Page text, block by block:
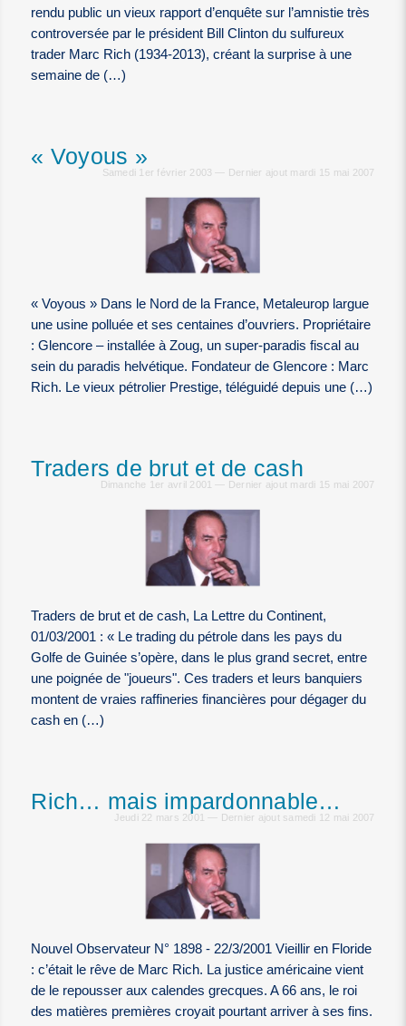
rendu public un vieux rapport d’enquête sur l’amnistie très
controversée par le président Bill Clinton du sulfureux
trader Marc Rich (1934-2013), créant la surprise à une
semaine de (…)
« Voyous »
Samedi 1er février 2003 — Dernier ajout mardi 15 mai 2007
« Voyous » Dans le Nord de la France, Metaleurop largue
une usine polluée et ses centaines d’ouvriers. Propriétaire
: Glencore – installée à Zoug, un super-paradis fiscal au
sein du paradis helvétique. Fondateur de Glencore : Marc
Rich. Le vieux pétrolier Prestige, téléguidé depuis une (…)
Traders de brut et de cash
Dimanche 1er avril 2001 — Dernier ajout mardi 15 mai 2007
Traders de brut et de cash, La Lettre du Continent,
01/03/2001 : « Le trading du pétrole dans les pays du
Golfe de Guinée s’opère, dans le plus grand secret, entre
une poignée de "joueurs". Ces traders et leurs banquiers
montent de vraies raffineries financières pour dégager du
cash en (…)
Rich… mais impardonnable…
Jeudi 22 mars 2001 — Dernier ajout samedi 12 mai 2007
Nouvel Observateur N° 1898 - 22/3/2001 Vieillir en Floride
: c’était le rêve de Marc Rich. La justice américaine vient
de le repousser aux calendes grecques. A 66 ans, le roi
des matières premières croyait pourtant arriver à ses fins.